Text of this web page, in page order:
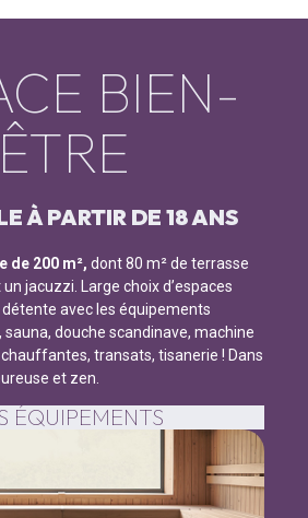
BIEN-
ÊTRE
À PARTIR DE 18 ANS
de 200 m², dont 80 m² de terrasse
jacuzzi. Large choix d’espaces
avec les équipements
douche scandinave, machine
transats, tisanerie ! Dans
et zen.
ÉQUIPEMENTS